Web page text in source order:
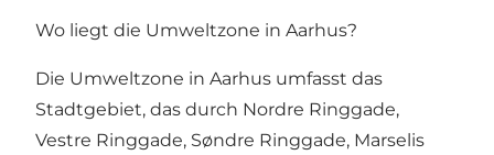
Wo liegt die Umweltzone in Aarhus?
Die Umweltzone in Aarhus umfasst das
Stadtgebiet, das durch Nordre Ringgade,
Vestre Ringgade, Søndre Ringgade, Marselis